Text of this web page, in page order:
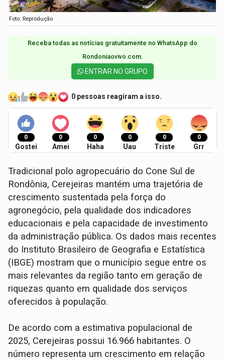
Foto: Reprodução
Receba todas as notícias gratuitamente no WhatsApp do
Rondoniaovivo.com.​
ENTRAR NO GRUPO
0 pessoas reagiram a isso.
0
Gostei
0
Amei
0
Haha
0
Uau
0
Triste
0
Grr
Tradicional polo agropecuário do Cone Sul de
Rondônia, Cerejeiras mantém uma trajetória de
crescimento sustentada pela força do
agronegócio, pela qualidade dos indicadores
educacionais e pela capacidade de investimento
da administração pública. Os dados mais recentes
do Instituto Brasileiro de Geografia e Estatística
(IBGE) mostram que o município segue entre os
mais relevantes da região tanto em geração de
riquezas quanto em qualidade dos serviços
oferecidos à população.
De acordo com a estimativa populacional de
2025, Cerejeiras possui 16.966 habitantes. O
número representa um crescimento em relação